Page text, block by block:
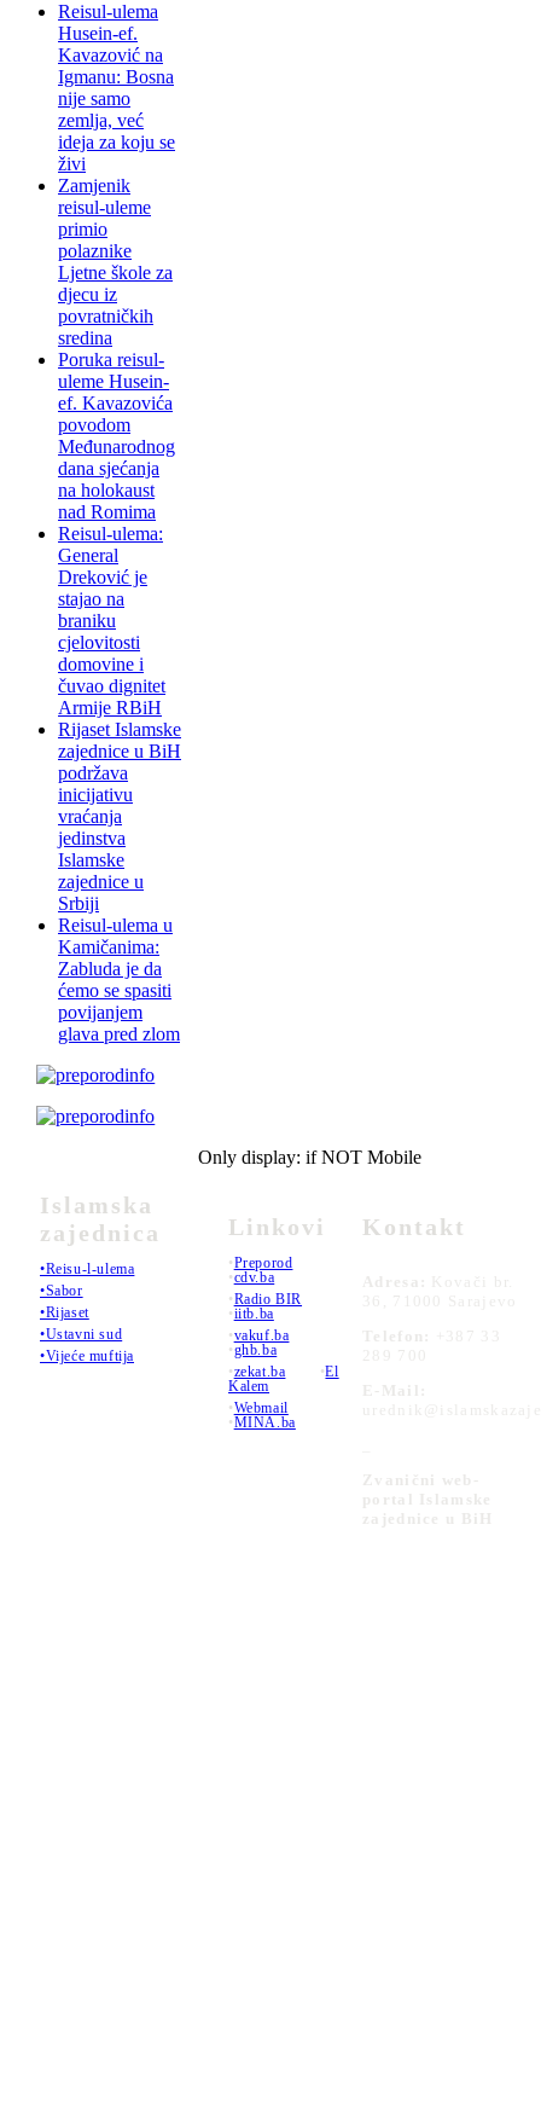
Reisul-ulema
Husein-ef.
Kavazović na
Igmanu: Bosna
nije samo
zemlja, već
ideja za koju se
živi
Zamjenik
reisul-uleme
primio
polaznike
Ljetne škole za
djecu iz
povratničkih
sredina
Poruka reisul-
uleme Husein-
ef. Kavazovića
povodom
Međunarodnog
dana sjećanja
na holokaust
nad Romima
Reisul-ulema:
General
Dreković je
stajao na
braniku
cjelovitosti
domovine i
čuvao dignitet
Armije RBiH
Rijaset Islamske
zajednice u BiH
podržava
inicijativu
vraćanja
jedinstva
Islamske
zajednice u
Srbiji
Reisul-ulema u
Kamičanima:
Zabluda je da
ćemo se spasiti
povijanjem
glava pred zlom
Islamska
zajednica
•Reisu-l-ulema
•Sabor
•Rijaset
•Ustavni sud
•Vijeće muftija
Only display: if NOT Mobile
Linkovi
•Preporod
•cdv.ba
•Radio BIR
•iitb.ba
•vakuf.ba
•ghb.ba
•zekat.ba •El
Kalem
•Webmail
•MINA.ba
Kontakt
Adresa:
Kovači br.
36, 71000 Sarajevo
Telefon:
+387 33
289 700
E-Mail:
Zvanični web-
portal Islamske
zajednice u BiH